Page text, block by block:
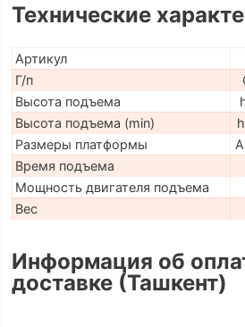
Технические
Артикул
Г/п
Высота подъема
Высота подъема (min)
Размеры платформы
Время подъема
Мощность двигателя подъема
Вес
Информация об
доставке (Ташкент)